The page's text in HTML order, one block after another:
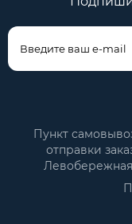
Пункт
отправки